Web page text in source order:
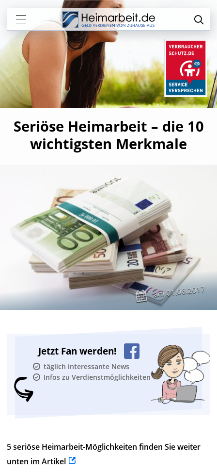
Seriöse Heimarbeit – die 10
wichtigsten Merkmale
am01.06.2017
Jetzt Fan werden!
täglich interessante News
Infos zu Verdienstmöglichkeiten
5 seriöse Heimarbeit-Möglichkeiten finden Sie weiter
unten im Artikel